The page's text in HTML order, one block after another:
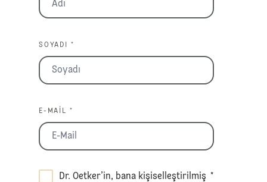
SOYADI *
E-MAIL *
Dr. Oetker’in, bana kişiselleştirilmiş *